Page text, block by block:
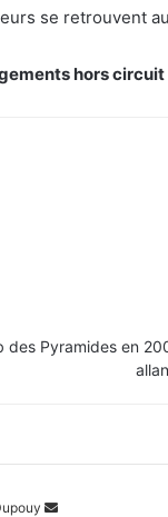
se retrouvent
hors
Pyramides en